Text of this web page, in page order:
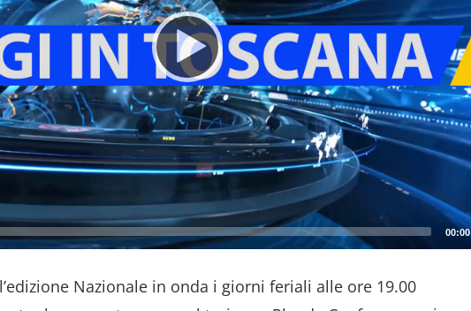
00:00
Nazionale in onda i giorni feriali alle ore 19.00